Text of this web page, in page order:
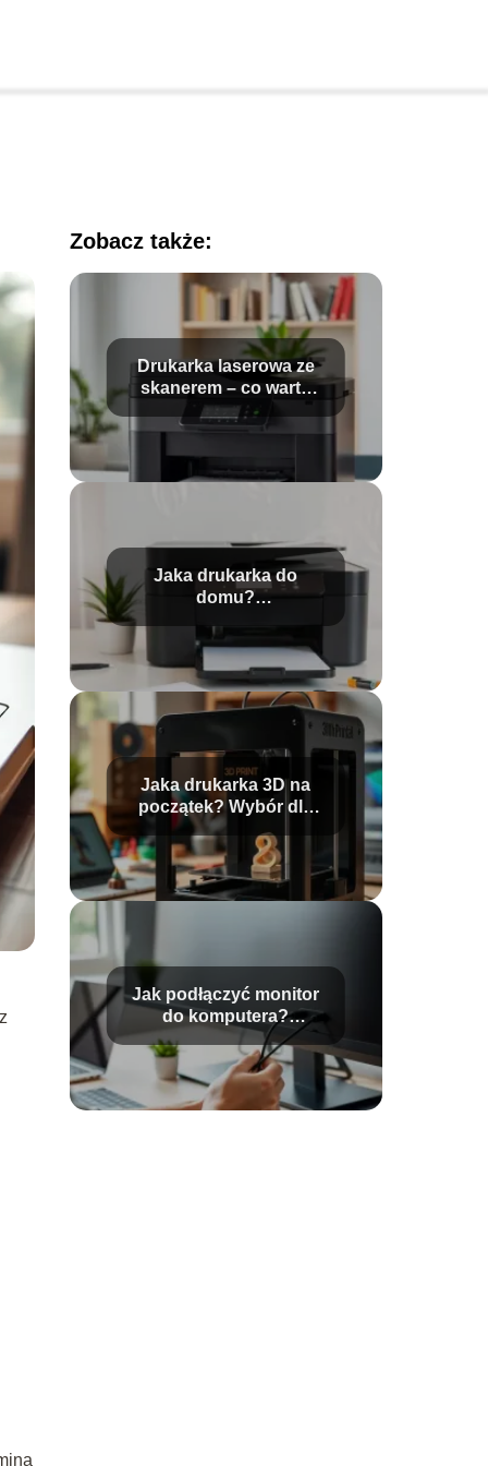
Zobacz także:
Drukarka laserowa ze
skanerem – co warto
wiedzieć przed
zakupem?
Jaka drukarka do
domu?
Monochromatyczna czy
kolorowa?
Jaka drukarka 3D na
początek? Wybór dla
początkujących
Jak podłączyć monitor
do komputera?
Instrukcja krok po kroku